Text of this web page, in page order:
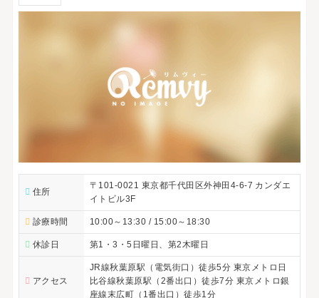
住所
〒101-0021 東京都千代田区外神田4-6-7 カンダエ
イトビル3F
診療時間 10:00～13:30 / 15:00～18:30
休診日 第1・3・5日曜日、第2木曜日
アクセス
JR線秋葉原駅（電気街口）徒歩5分 東京メトロ日
比谷線秋葉原駅（2番出口）徒歩7分 東京メトロ銀
座線末広町（1番出口）徒歩1分